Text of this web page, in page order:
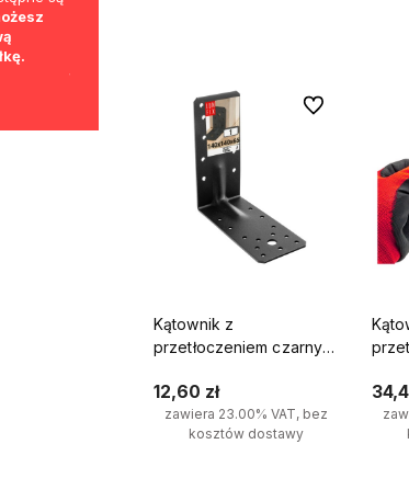
Kątownik z
przetłoczeniem czarny
12,60 zł
zawiera 23.00% VAT, bez
kosztów dostawy
Do ulubionych